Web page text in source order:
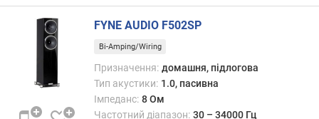
с
т
н
м
FYNE AUDIO F502SP
Bi-Amping/Wiring
Призначення: домашня, підлогова
Тип акустики: 1.0, пасивна
Імпеданс: 8 Ом
Частотний діапазон: 30 – 34000 Гц